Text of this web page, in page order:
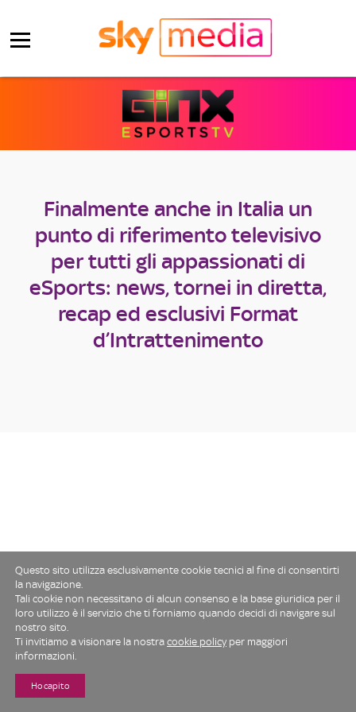
Finalmente anche in Italia un
punto di riferimento televisivo
per tutti gli appassionati di
eSports: news, tornei in diretta,
recap ed esclusivi Format
d’Intrattenimento
Questo sito utilizza esclusivamente cookie tecnici al fine di consentirti
la navigazione.
Tali cookie non necessitano di alcun consenso e la base giuridica per il
loro utilizzo è il servizio che ti forniamo quando decidi di navigare sul
nostro sito.
Ti invitiamo a visionare la nostra cookie policy per maggiori
informazioni.
Ho capito